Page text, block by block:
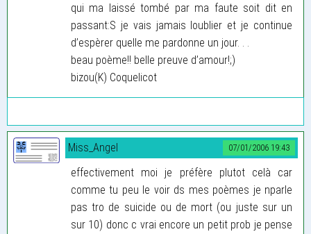
qui ma laissé tombé par ma faute soit dit en
passant:S je vais jamais loublier et je continue
d’espèrer quelle me pardonne un jour. . .
beau poème!! belle preuve d’amour!;)
bizou(K) Coquelicot
07/01/2006 19:43
Miss_Angel
effectivement moi je préfère plutot celà car
comme tu peu le voir ds mes poèmes je nparle
pas tro de suicide ou de mort (ou juste sur un
sur 10) donc c vrai encore un petit prob je pense